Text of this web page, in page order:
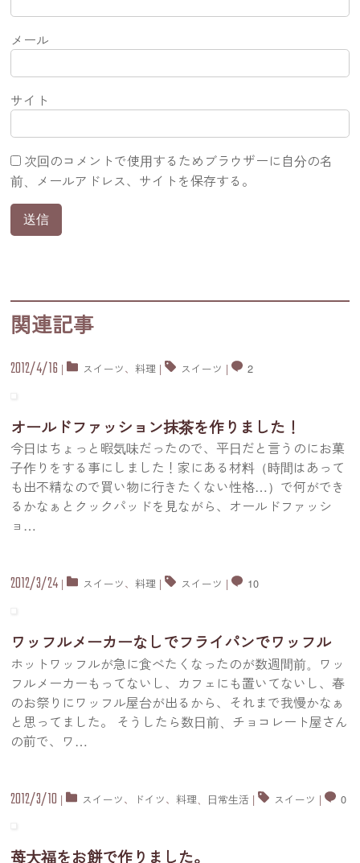
メール
サイト
次回のコメントで使用するためブラウザーに自分の名
前、メールアドレス、サイトを保存する。
関連記事
2012/4/16 | スイーツ、料理 | スイーツ | 2
オールドファッション抹茶を作りました！
今日はちょっと暇気味だったので、平日だと言うのにお菓
子作りをする事にしました！家にある材料（時間はあって
も出不精なので買い物に行きたくない性格…）で何ができ
るかなぁとクックパッドを見ながら、オールドファッシ
ョ …
2012/3/24 | スイーツ、料理 | スイーツ | 10
ワッフルメーカーなしでフライパンでワッフル
ホットワッフルが急に食べたくなったのが数週間前。ワッ
フルメーカーもってないし、カフェにも置いてないし、春
のお祭りにワッフル屋台が出るから、それまで我慢かなぁ
と思ってました。 そうしたら数日前、チョコレート屋さん
の前で、ワ…
2012/3/10 | スイーツ、 ドイツ、料理 日常生活 | スイーツ | 0
苺大福をお餅で作りました。